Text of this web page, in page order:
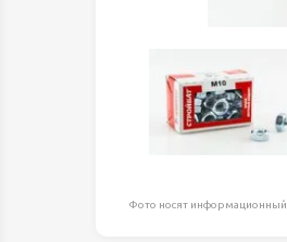
Фото носят информационный